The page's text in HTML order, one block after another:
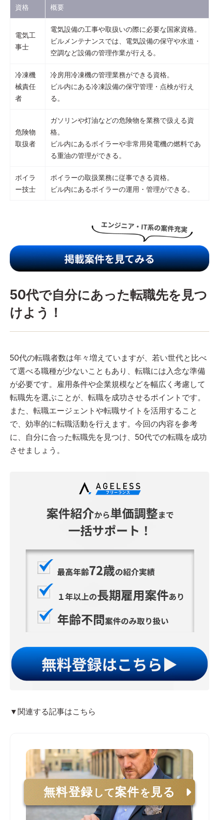
資格 概要
電気工
事士
電気設備の工事や取扱いの際に必要な国家資格。
ビルメンテナンスでは、電気設備の保守や水道・
空調など設備の管理作業が行える。
冷凍機
械責任
者
冷房用冷凍機の管理業務ができる資格。
ビル内にある冷凍設備の保守管理・点検が行え
る。
危険物
取扱者
ガソリンや灯油などの危険物を業務で扱える資
格。
ビル内にあるボイラーや非常用発電機の燃料であ
る重油の管理ができる。
ボイラ
ー技士
ボイラーの取扱業務に従事できる資格。
ビル内にあるボイラーの運用・管理ができる。
50代で自分にあった転職先を見つ
けよう！
50代の転職者数は年々増えていますが、若い世代と比べ
て選べる職種が少ないこともあり、転職には入念な準備
が必要です。雇用条件や企業規模などを幅広く考慮して
転職先を選ぶことが、転職を成功させるポイントです。
また、転職エージェントや転職サイトを活用すること
で、効率的に転職活動を行えます。今回の内容を参考
に、自分に合った転職先を見つけ、50代での転職を成功
させましょう。
▼関連する記事はこちら
無料登録 して案件を 見る